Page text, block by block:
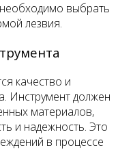
необходимо выбрать
лезвия.
качество и
Инструмент должен
материалов,
и надежность. Это
в процессе